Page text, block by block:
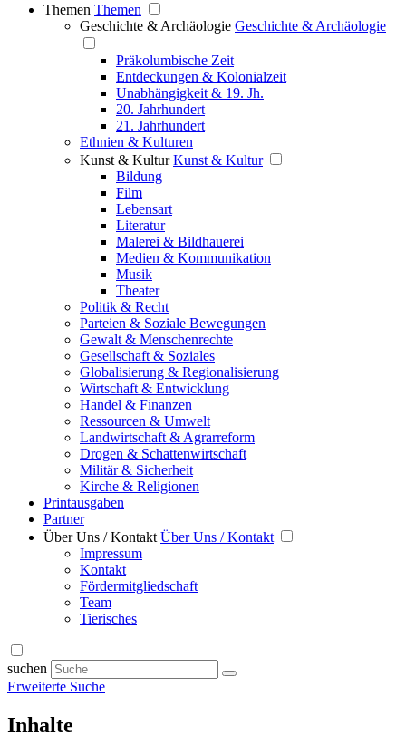
Themen Themen
Geschichte & Archäologie Geschichte & Archäologie
Präkolumbische Zeit
Entdeckungen & Kolonialzeit
Unabhängigkeit & 19. Jh.
20. Jahrhundert
21. Jahrhundert
Ethnien & Kulturen
Kunst & Kultur Kunst & Kultur
Bildung
Film
Lebensart
Literatur
Malerei & Bildhauerei
Medien & Kommunikation
Musik
Theater
Politik & Recht
Parteien & Soziale Bewegungen
Gewalt & Menschenrechte
Gesellschaft & Soziales
Globalisierung & Regionalisierung
Wirtschaft & Entwicklung
Handel & Finanzen
Ressourcen & Umwelt
Landwirtschaft & Agrarreform
Drogen & Schattenwirtschaft
Militär & Sicherheit
Kirche & Religionen
Printausgaben
Partner
Über Uns / Kontakt Über Uns / Kontakt
Impressum
Kontakt
Fördermitgliedschaft
Team
Tierisches
suchen
Erweiterte Suche
Inhalte